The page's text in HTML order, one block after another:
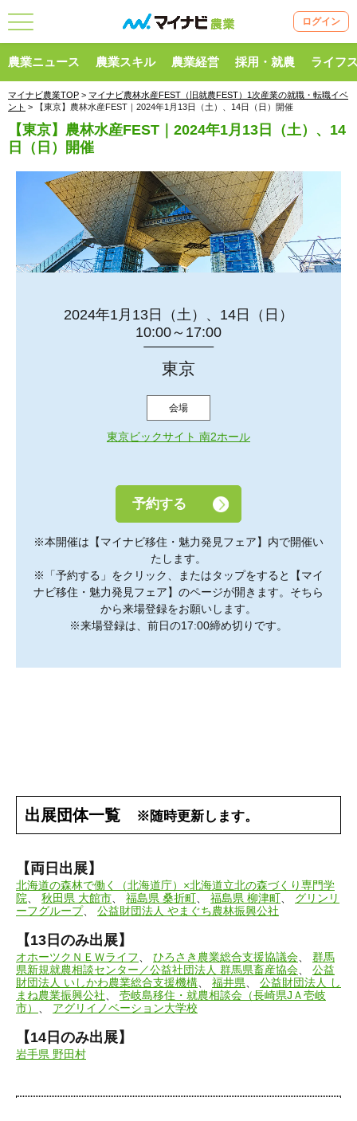
ログイン
農業ニュース 農業スキル 農業経営 採用・就農 ライフ
マイナビ農業TOP > マイナビ農林水産FEST（旧就農FEST）1次産業の就職・転職イベ
ント > 【東京】農林水産FEST｜2024年1月13日（土）、14日（日）開催
【東京】農林水産FEST｜2024年1月13日（土）、14
日（日）開催
2024年1月13日（土）、14日（日）
10:00～17:00
東京
会場
東京ビックサイト 南2ホール
予約する
※本開催は【マイナビ移住・魅力発見フェア】内で開催い
たします。
※「予約する」をクリック、またはタップをすると【マイ
ナビ移住・魅力発見フェア】のページが開きます。そちら
から来場登録をお願いします。
※来場登録は、前日の17:00締め切りです。
出展団体一覧 ※随時更新します。
【両日出展】
北海道の森林で働く（北海道庁）×北海道立北の森づくり専門学
院、 秋田県 大館市、 福島県 桑折町、 福島県 柳津町、 グリンリ
ーフグループ、 公益財団法人 やまぐち農林振興公社
【13日のみ出展】
オホーツクＮＥＷライフ、 ひろさき農業総合支援協議会、 群馬
県新規就農相談センター／公益社団法人 群馬県畜産協会、 公益
財団法人 いしかわ農業総合支援機構、 福井県、 公益財団法人 し
まね農業振興公社、 壱岐島移住・就農相談会（長崎県JＡ壱岐
市） 、 アグリイノベーション大学校
【14日のみ出展】
岩手県 野田村